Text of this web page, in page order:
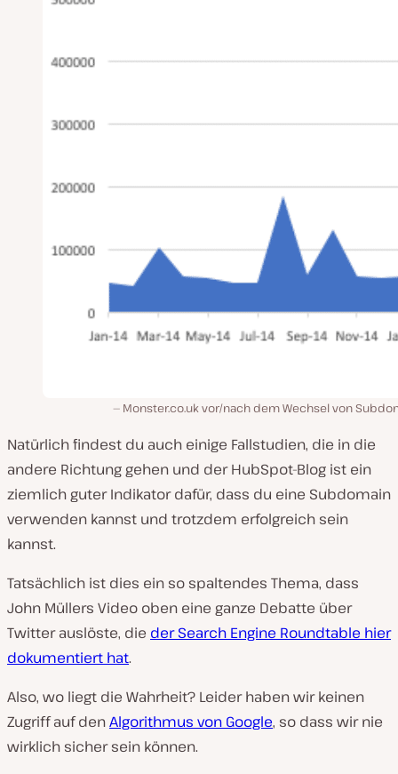
Monster.co.uk vor/nach dem Wechsel von
Natürlich findest du auch einige Fallstudien, die in die
andere Richtung gehen und der HubSpot-Blog ist ein
ziemlich guter Indikator dafür, dass du eine Subdomain
verwenden kannst und trotzdem erfolgreich sein
kannst.
Tatsächlich ist dies ein so spaltendes Thema, dass
John Müllers Video oben eine ganze Debatte über
Twitter auslöste, die der Search Engine Roundtable hier
dokumentiert hat.
Also, wo liegt die Wahrheit? Leider haben wir keinen
Zugriff auf denAlgorithmus von Google, so dass wir nie
wirklich sicher sein können.